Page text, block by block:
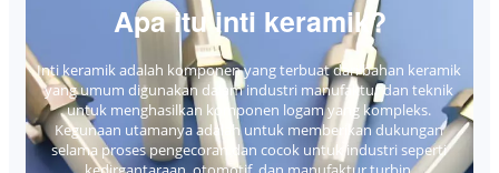
Apa itu inti keramik?
Inti keramik adalah komponen yang terbuat dari bahan keramik
yang umum digunakan dalam industri manufaktur dan teknik
untuk menghasilkan komponen logam yang kompleks.
Kegunaan utamanya adalah untuk memberikan dukungan
selama proses pengecoran dan cocok untuk industri seperti